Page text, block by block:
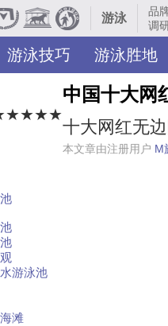
游泳
品
调
游泳技巧 游泳胜地
中国十大网
十大网红无
本文章由注册用户 M
游泳池
滩